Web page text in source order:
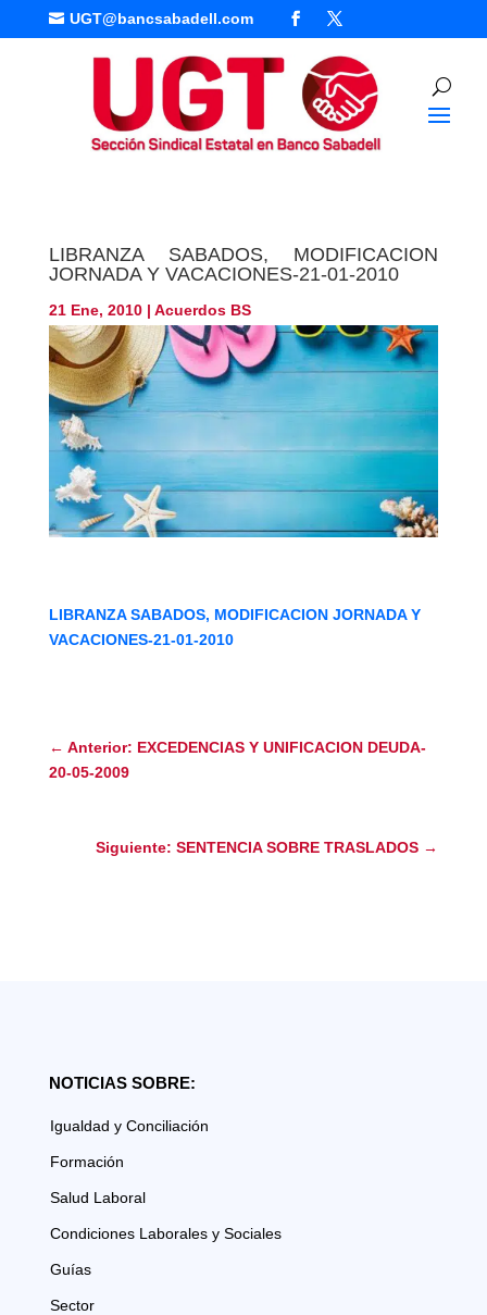
 UGT@bancsabadell.com
LIBRANZA SABADOS, MODIFICACION
JORNADA Y VACACIONES-21-01-2010
21 Ene, 2010| Acuerdos BS
LIBRANZA SABADOS, MODIFICACION JORNADA Y
VACACIONES-21-01-2010
← Anterior: EXCEDENCIAS Y UNIFICACION DEUDA-
20-05-2009
Siguiente: SENTENCIA SOBRE TRASLADOS →
NOTICIAS SOBRE:
Igualdad y Conciliación
Formación
Salud Laboral
Condiciones Laborales y Sociales
Guías
Sector